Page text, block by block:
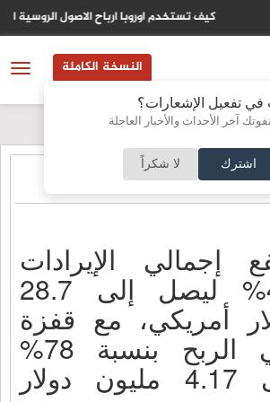
في تفعيل الإشعارات؟
آخر الأحداث والأخبار العاجلة
اشترك لا شكراً
الاصول الروسية المجمدة لتمويل اوكرانيا
النسخة الكاملة
إجمالي الإيرادات
بنسبة 40% ليصل إلى 28.7
أمريكي، مع قفزة
في صافي الربح بنسبة 78%
ليصل إلى 4.17 مليون دولار